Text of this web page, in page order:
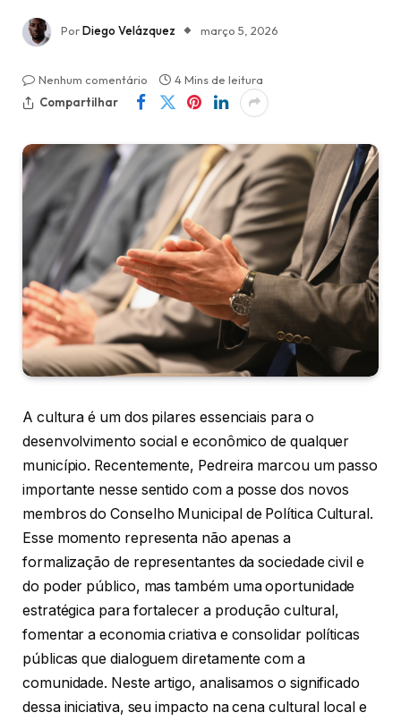
PorDiego Velázquez março 5, 2026
Nenhum comentário
4 Mins de leitura
Compartilhar
A cultura é um dos pilares essenciais para o
desenvolvimento social e econômico de qualquer
município. Recentemente, Pedreira marcou um passo
importante nesse sentido com a posse dos novos
membros do Conselho Municipal de Política Cultural.
Esse momento representa não apenas a
formalização de representantes da sociedade civil e
do poder público, mas também uma oportunidade
estratégica para fortalecer a produção cultural,
fomentar a economia criativa e consolidar políticas
públicas que dialoguem diretamente com a
comunidade. Neste artigo, analisamos o significado
dessa iniciativa, seu impacto na cena cultural local e